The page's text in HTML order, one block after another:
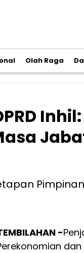
Olah Raga
-